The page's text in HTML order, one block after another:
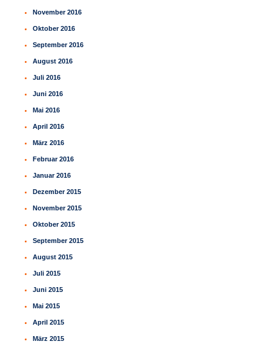
November 2016
Oktober 2016
September 2016
August 2016
Juli 2016
Juni 2016
Mai 2016
April 2016
März 2016
Februar 2016
Januar 2016
Dezember 2015
November 2015
Oktober 2015
September 2015
August 2015
Juli 2015
Juni 2015
Mai 2015
April 2015
März 2015